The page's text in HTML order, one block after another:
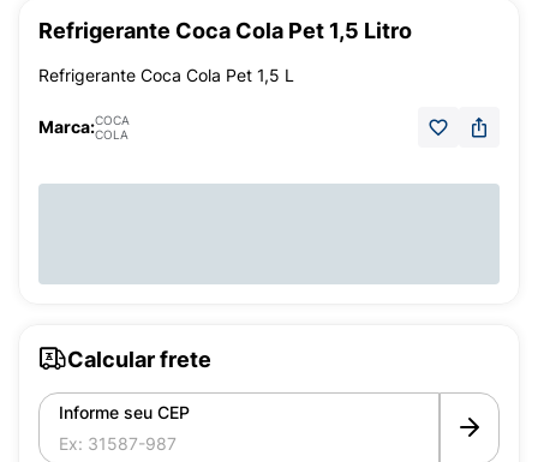
Refrigerante Coca Cola Pet 1,5 Litro
Refrigerante Coca Cola Pet 1,5 L
Marca:COCA
COLA
Calcular frete
Informe seu CEP